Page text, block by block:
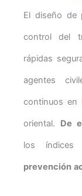
El diseño de
control del
rápidas
agentes
continuos en
oriental. De
los índices
prevención